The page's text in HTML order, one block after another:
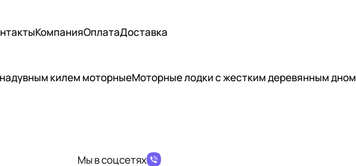
КомпанияОплатаДоставка
килем моторныеМоторные лодки с жестким деревянным дном
Мы в соцсетях